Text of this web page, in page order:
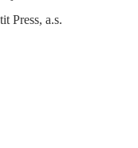
Press, a.s.